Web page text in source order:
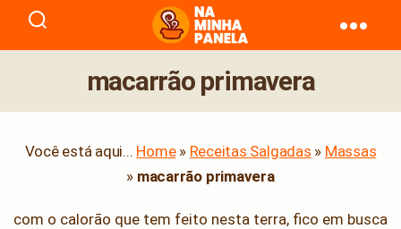
naminhapanela.com
macarrão primavera
Você está aqui... Home» Receitas Salgadas » Massas
» macarrão primavera
com o calorão que tem feito nesta terra, fico em busca